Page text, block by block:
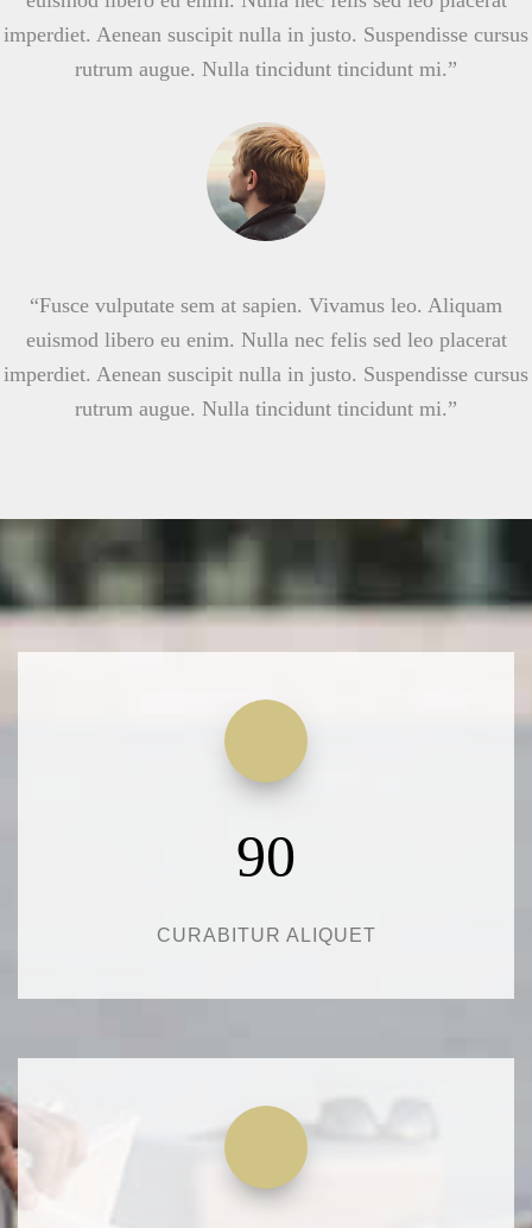
imperdiet. Aenean suscipit nulla in justo. Suspendisse cursus
rutrum augue. Nulla tincidunt tincidunt mi.”
“Fusce vulputate sem at sapien. Vivamus leo. Aliquam
euismod libero eu enim. Nulla nec felis sed leo placerat
imperdiet. Aenean suscipit nulla in justo. Suspendisse cursus
rutrum augue. Nulla tincidunt tincidunt mi.”
90
CURABITUR ALIQUET